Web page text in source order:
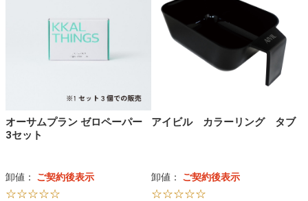
オーサムプラン ゼロペーパー
3セット
卸値： ご契約後表示
☆☆☆☆☆
アイビル カラーリング タブ
卸値： ご契約後表示
☆☆☆☆☆